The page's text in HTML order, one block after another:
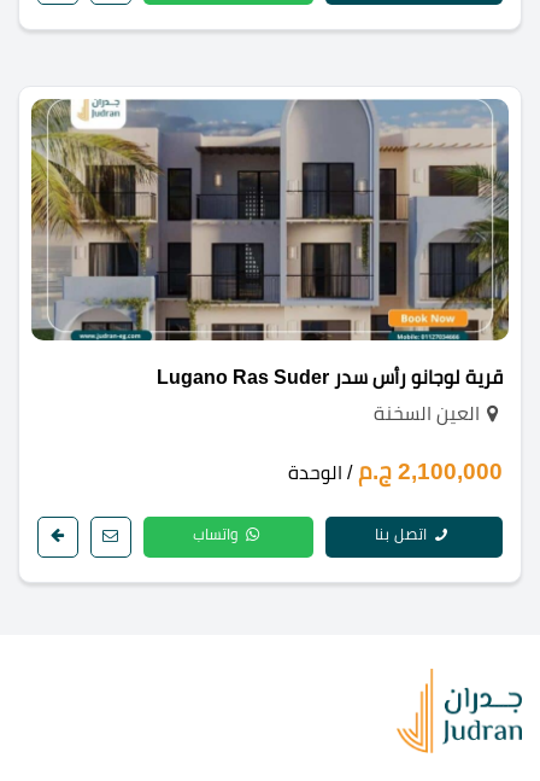
قرية لوجانو رأس سدر Lugano Ras Suder
العين السخنة
2,100,000 ج.م / الوحدة
اتصل بنا واتساب